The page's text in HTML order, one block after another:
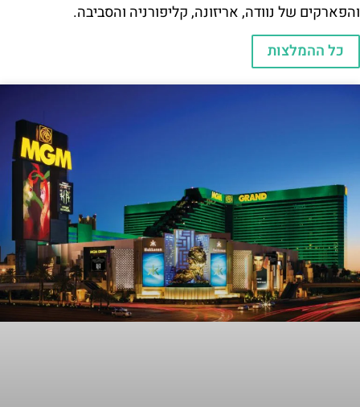
והפארקים של נוודה, אריזונה, קליפורניה והסביבה.
כל ההמלצות